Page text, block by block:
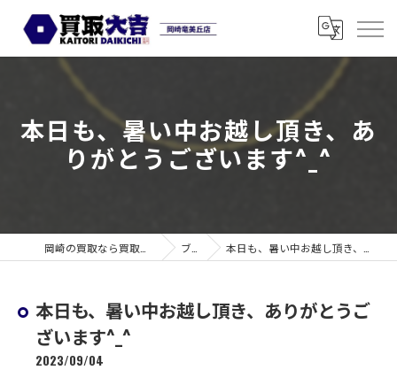
本日も、暑い中お越し頂き、あ
りがとうございます^_^
ブログ 本日も、暑い中お越し頂き、ありがとうございます^_^
本日も、暑い中お越し頂き、ありがとうご
ざいます^_^
2023/09/04